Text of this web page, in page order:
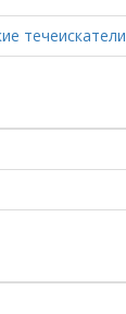
течеискатели